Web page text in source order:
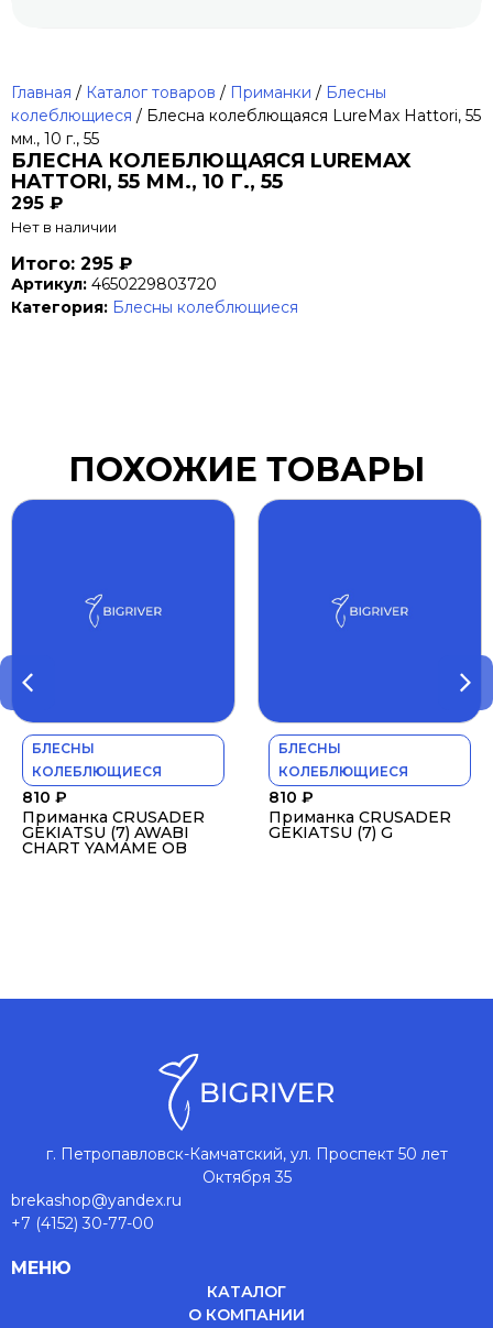
Главная / Каталог товаров / Приманки / Блесны
колеблющиеся / Блесна колеблющаяся LureMax Hattori, 55
мм., 10 г., 55
БЛЕСНА КОЛЕБЛЮЩАЯСЯ LUREMAX
HATTORI, 55 ММ., 10 Г., 55
295 ₽
Нет в наличии
Итого: 295 ₽
Артикул: 4650229803720
Категория: Блесны колеблющиеся
ПОХОЖИЕ ТОВАРЫ
БЛЕСНЫ
КОЛЕБЛЮЩИЕСЯ
810 ₽
Приманка CRUSADER
GEKIATSU (7) AWABI
CHART YAMAME OB
БЛЕСНЫ
КОЛЕБЛЮЩИЕСЯ
810 ₽
Приманка CRUSADER
GEKIATSU (7) G
г. Петропавловск-Камчатский, ул. Проспект 50 лет
Октября 35
brekashop@yandex.ru
+7 (4152) 30-77-00
МЕНЮ
КАТАЛОГ
О КОМПАНИИ